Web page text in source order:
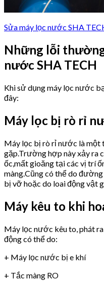
Sửa máy lọc nước SHA
Những lỗi
nước SHA TECH
Khi sử dụng máy lọc nước
đây:
Máy lọc bị rò rỉ
Máy lọc bị rò rỉ nước là một
gặp.Trường hợp này xảy ra
ốc,mất gioăng tại các vị trí
màng.Cũng có thể do
bị vỡ hoặc do loai động vật
Máy kêu to khi
Máy lọc nước kêu to, phát
động có thể do:
+ Máy lọc nước bị e khí
+ Tắc màng RO